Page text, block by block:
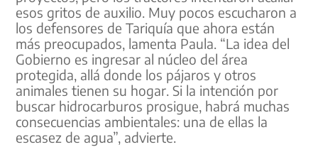
esos gritos de auxilio. Muy pocos escucharon a
los defensores de Tariquía que ahora están
más preocupados, lamenta Paula. “La idea del
Gobierno es ingresar al núcleo del área
protegida, allá donde los pájaros y otros
animales tienen su hogar. Si la intención por
buscar hidrocarburos prosigue, habrá muchas
consecuencias ambientales: una de ellas la
escasez de agua”, advierte.